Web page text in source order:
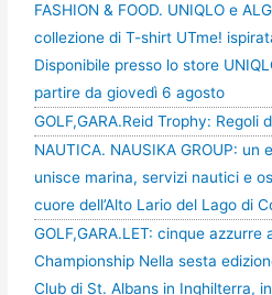
FASHION & FOOD. UNIQLO e
collezione di T-shirt UTme!
Disponibile presso lo store
partire da giovedì 6 agosto
GOLF,GARA.Reid Trophy: Regoli
NAUTICA. NAUSIKA GROUP:
unisce marina, servizi nautici e
cuore dell’Alto Lario del Lago di
GOLF,GARA.LET: cinque azzurre
Championship Nella sesta
Club di St. Albans in Inghilterra,